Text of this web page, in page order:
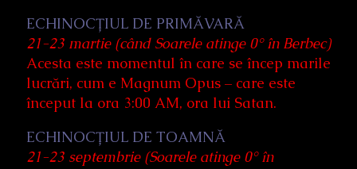
ECHINOCȚIUL DE PRIMĂVARĂ
21-23 martie (când Soarele atinge 0° în Berbec)
Acesta este momentul în care se încep marile
lucrări, cum e Magnum Opus – care este
început la ora 3:00 AM, ora lui Satan.
ECHINOCȚIUL DE TOAMNĂ
21-23 septembrie (Soarele atinge 0° în